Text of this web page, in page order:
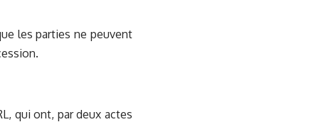
les parties ne peuvent
qui ont, par deux actes